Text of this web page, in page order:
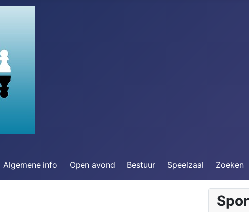
Algemene info Open avond Bestuur Speelzaal Zoeken